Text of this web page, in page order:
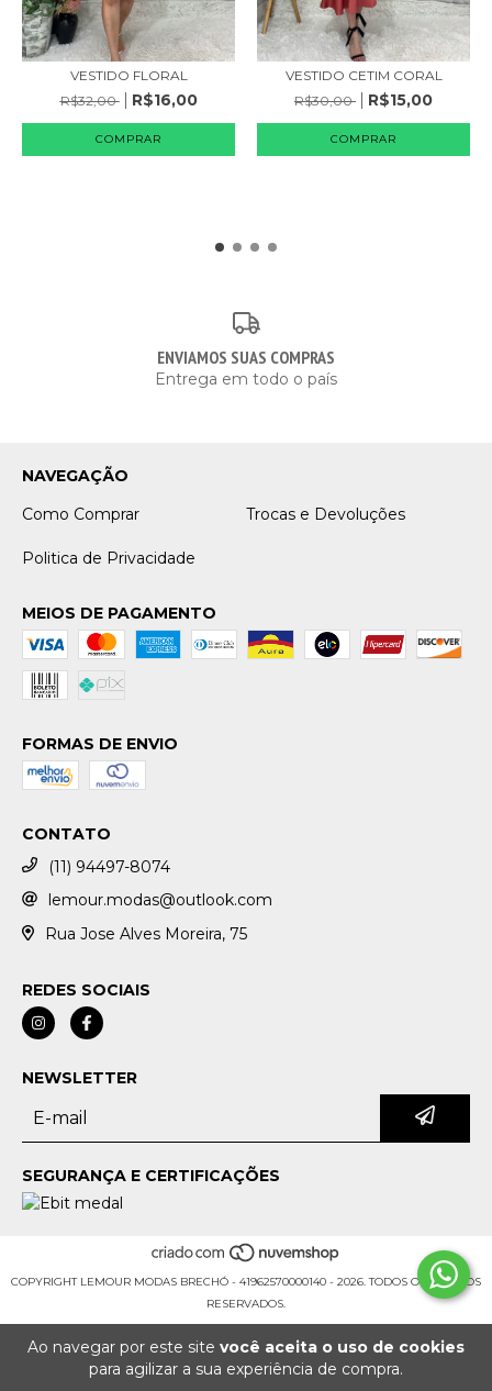
Ao navegar por este site você aceita o uso de cookies
para agilizar a sua experiência de compra.
VESTIDO FLORAL
R$32,00
R$16,00
COMPRAR
VESTIDO CETIM CORAL
R$30,00
R$15,00
COMPRAR
ENVIAMOS SUAS COMPRAS
Entrega em todo o país
NAVEGAÇÃO
Como Comprar
Trocas e Devoluções
Politica de Privacidade
MEIOS DE PAGAMENTO
FORMAS DE ENVIO
CONTATO
(11) 94497-8074
lemour.modas@outlook.com
Rua Jose Alves Moreira, 75
REDES SOCIAIS
NEWSLETTER
SEGURANÇA E CERTIFICAÇÕES
COPYRIGHT LEMOUR MODAS BRECHÓ - 41962570000140 - 2026. TODOS OS DIREITOS
RESERVADOS.